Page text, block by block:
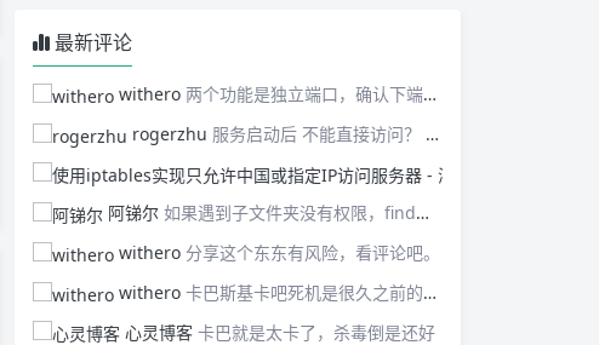
最新评论
withero 两个功能是独立端口，确认下端口吧。或者查看下容器详情的日志，再对一遍设置，不行就重新来过。
rogerzhu 服务启动后 不能直接访问？ 是网络配置问题还是因为没有aria2？
阿锑尔 如果遇到子文件夹没有权限，find就会终止，有没有处理办法？
withero 分享这个东东有风险，看评论吧。
withero 卡巴斯基卡吧死机是很久之前的事了，现在不会，用Free版，基本上感觉不到他的存在，只有默默守护。
心灵博客 卡巴就是太卡了，杀毒倒是还好